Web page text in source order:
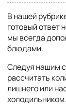
В нашей
готовый ответ
мы всегда
блюдами.
Следуя нашим
рассчитать
лишнего или
холодильником.